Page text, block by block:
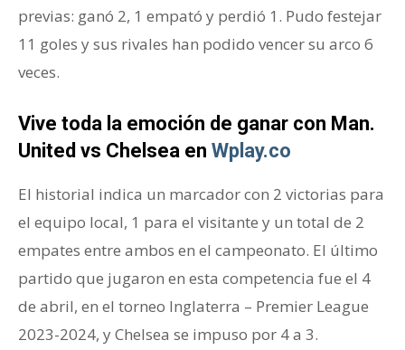
previas: ganó 2, 1 empató y perdió 1. Pudo festejar
11 goles y sus rivales han podido vencer su arco 6
veces.
Vive toda la emoción de ganar con Man.
United vs Chelsea en Wplay.co
El historial indica un marcador con 2 victorias para
el equipo local, 1 para el visitante y un total de 2
empates entre ambos en el campeonato. El último
partido que jugaron en esta competencia fue el 4
de abril, en el torneo Inglaterra – Premier League
2023-2024, y Chelsea se impuso por 4 a 3.